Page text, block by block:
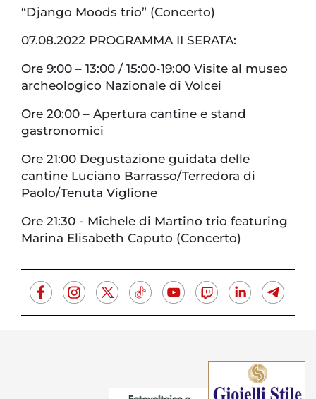
“Django Moods trio” (Concerto)
07.08.2022 PROGRAMMA II SERATA:
Ore 9:00 – 13:00 / 15:00-19:00 Visite al museo
archeologico Nazionale di Volcei
Ore 20:00 – Apertura cantine e stand
gastronomici
Ore 21:00 Degustazione guidata delle
cantine Luciano Barrasso/Terredora di
Paolo/Tenuta Viglione
Ore 21:30 - Michele di Martino trio featuring
Marina Elisabeth Caputo (Concerto)